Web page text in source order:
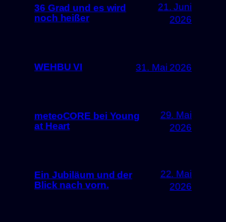
36 Grad und es wird
noch heißer
21. Juni
2026
WEHBU VI 31. Mai 2026
meteoCORE bei Young
at Heart
29. Mai
2026
Ein Jubiläum und der
Blick nach vorn.
22. Mai
2026